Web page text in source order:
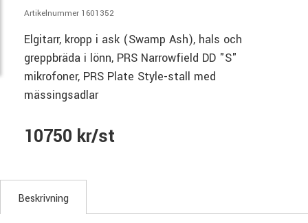
Artikelnummer 1601352
Elgitarr, kropp i ask (Swamp Ash), hals och
greppbräda i lönn, PRS Narrowfield DD "S"
mikrofoner, PRS Plate Style-stall med
mässingsadlar
10750 kr/st
Beskrivning